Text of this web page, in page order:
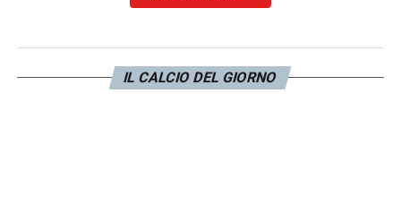
brasiliano, oltre alBetis Siviglia, c’è anche
IL CALCIO DEL GIORNO